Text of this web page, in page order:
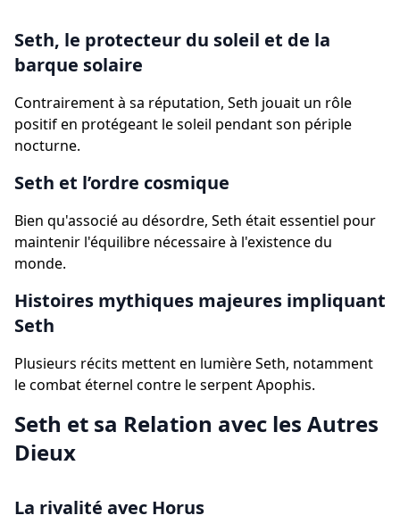
Seth, le protecteur du soleil et de la
barque solaire
Contrairement à sa réputation, Seth jouait un rôle
positif en protégeant le soleil pendant son périple
nocturne.
Seth et l’ordre cosmique
Bien qu'associé au désordre, Seth était essentiel pour
maintenir l'équilibre nécessaire à l'existence du
monde.
Histoires mythiques majeures impliquant
Seth
Plusieurs récits mettent en lumière Seth, notamment
le combat éternel contre le serpent Apophis.
Seth et sa Relation avec les Autres
Dieux
La rivalité avec Horus